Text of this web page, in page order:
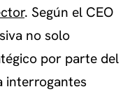
. Según el CEO
no solo
por parte del
interrogantes